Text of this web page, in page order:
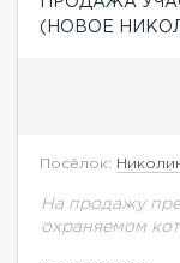
(НОВОЕ
Посёлок:
На продажу
охраняемом